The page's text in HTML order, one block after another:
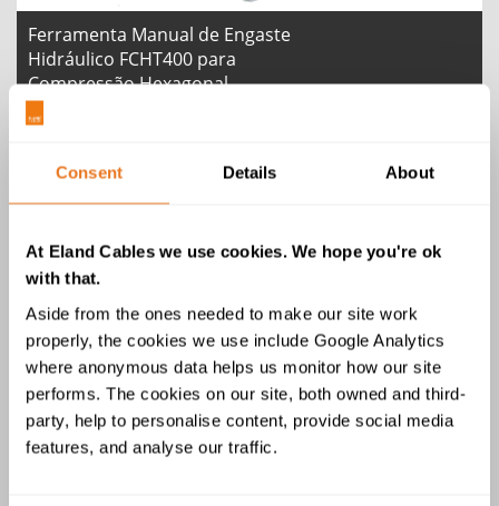
Consent Details About
At Eland Cables we use cookies. We hope you're ok
with that.
Aside from the ones needed to make our site work
properly, the cookies we use include Google Analytics
where anonymous data helps us monitor how our site
performs. The cookies on our site, both owned and third-
party, help to personalise content, provide social media
features, and analyse our traffic.
Ferramenta Manual de Engaste
Hidráulico FCHT400 para
Compressão Hexagonal
Ferramenta de Engaste Hexagonal
de Grande Resistência